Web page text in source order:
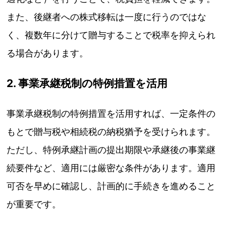
また、後継者への株式移転は一度に行うのではな
く、複数年に分けて贈与することで税率を抑えられ
る場合があります。
2. 事業承継税制の特例措置を活用
事業承継税制の特例措置を活用すれば、一定条件の
もとで贈与税や相続税の納税猶予を受けられます。
ただし、特例承継計画の提出期限や承継後の事業継
続要件など、適用には厳密な条件があります。適用
可否を早めに確認し、計画的に手続きを進めること
が重要です。